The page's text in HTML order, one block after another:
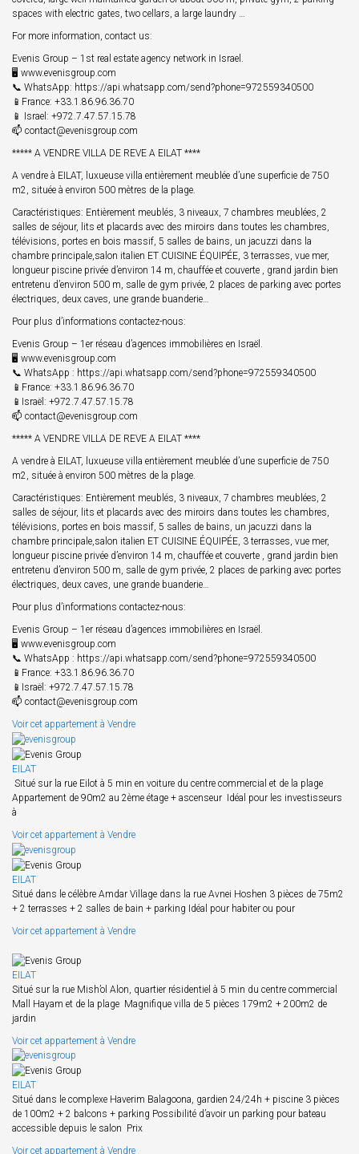
spaces with electric gates, two cellars, a large laundry …
For more information, contact us:
Evenis Group – 1st real estate agency network in Israel.
🖥 www.evenisgroup.com
📞 WhatsApp: https://api.whatsapp.com/send?phone=972559340500
📱France: +33.1.86.96.36.70
📱 Israel: +972.7.47.57.15.78
📫 contact@evenisgroup.com
***** A VENDRE VILLA DE REVE A EILAT ****
A vendre à EILAT, luxueuse villa entièrement meublée d’une superficie de 750
m2, située à environ 500 mètres de la plage.
Caractéristiques: Entièrement meublés, 3 niveaux, 7 chambres meublées, 2
salles de séjour, lits et placards avec des miroirs dans toutes les chambres,
télévisions, portes en bois massif, 5 salles de bains, un jacuzzi dans la
chambre principale,salon italien ET CUISINE ÉQUIPÉE, 3 terrasses, vue mer,
longueur piscine privée d’environ 14 m, chauffée et couverte , grand jardin bien
entretenu d’environ 500 m, salle de gym privée, 2 places de parking avec portes
électriques, deux caves, une grande buanderie…
Pour plus d’informations contactez-nous:
Evenis Group – 1er réseau d’agences immobilières en Israël.
🖥 www.evenisgroup.com
📞 WhatsApp : https://api.whatsapp.com/send?phone=972559340500
📱France: +33.1.86.96.36.70
📱Israël: +972.7.47.57.15.78
📫 contact@evenisgroup.com
***** A VENDRE VILLA DE REVE A EILAT ****
A vendre à EILAT, luxueuse villa entièrement meublée d’une superficie de 750
m2, située à environ 500 mètres de la plage.
Caractéristiques: Entièrement meublés, 3 niveaux, 7 chambres meublées, 2
salles de séjour, lits et placards avec des miroirs dans toutes les chambres,
télévisions, portes en bois massif, 5 salles de bains, un jacuzzi dans la
chambre principale,salon italien ET CUISINE ÉQUIPÉE, 3 terrasses, vue mer,
longueur piscine privée d’environ 14 m, chauffée et couverte , grand jardin bien
entretenu d’environ 500 m, salle de gym privée, 2 places de parking avec portes
électriques, deux caves, une grande buanderie…
Pour plus d’informations contactez-nous:
Evenis Group – 1er réseau d’agences immobilières en Israël.
🖥 www.evenisgroup.com
📞 WhatsApp : https://api.whatsapp.com/send?phone=972559340500
📱France: +33.1.86.96.36.70
📱Israël: +972.7.47.57.15.78
📫 contact@evenisgroup.com
Voir cet appartement à Vendre
EILAT
Situé sur la rue Eilot à 5 min en voiture du centre commercial et de la plage
Appartement de 90m2 au 2ème étage + ascenseur Idéal pour les investisseurs
à
Voir cet appartement à Vendre
EILAT
Situé dans le célèbre Amdar Village dans la rue Avnei Hoshen 3 pièces de 75m2
+ 2 terrasses + 2 salles de bain + parking Idéal pour habiter ou pour
Voir cet appartement à Vendre
EILAT
Situé sur la rue Mish’ol Alon, quartier résidentiel à 5 min du centre commercial
Mall Hayam et de la plage Magnifique villa de 5 pièces 179m2 + 200m2 de
jardin
Voir cet appartement à Vendre
EILAT
Situé dans le complexe Haverim Balagoona, gardien 24/24h + piscine 3 pièces
de 100m2 + 2 balcons + parking Possibilité d’avoir un parking pour bateau
accessible depuis le salon Prix
Voir cet appartement à Vendre